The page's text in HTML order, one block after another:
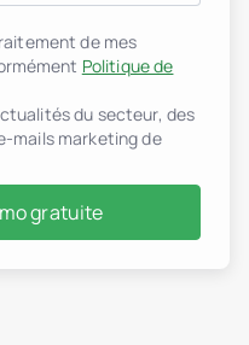
de mes
Politique de
du secteur, des
mails marketing de
gratuite